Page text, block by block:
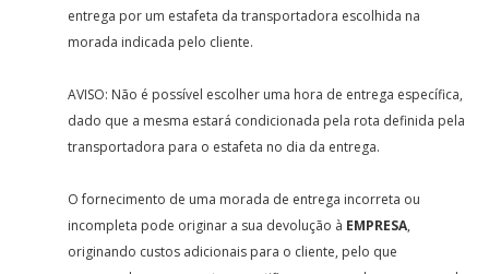
entrega por um estafeta da transportadora escolhida na
morada indicada pelo cliente.
AVISO: Não é possível escolher uma hora de entrega específica,
dado que a mesma estará condicionada pela rota definida pela
transportadora para o estafeta no dia da entrega.
O fornecimento de uma morada de entrega incorreta ou
incompleta pode originar a sua devolução à EMPRESA,
originando custos adicionais para o cliente, pelo que